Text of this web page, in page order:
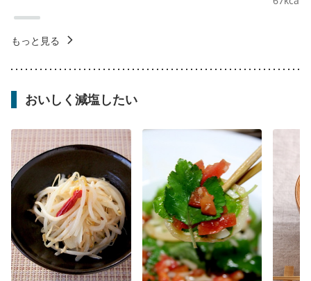
もっと見る
おいしく減塩したい